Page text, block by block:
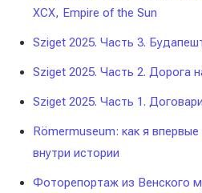
XCX, Empire of the Sun
Sziget 2025. Часть 3.
Sziget 2025. Часть 2. Дорога
Sziget 2025. Часть 1.
Römermuseum: как я
внутри истории
Фоторепортаж из Венского